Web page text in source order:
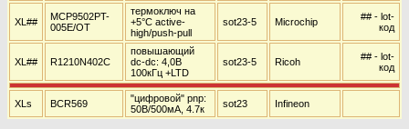
XL##
MCP9502PT-
005E/OT
термоключ на
+5°C active-
high/push-pull
sot23-5 Microchip
## - lot-
код
XL## R1210N402C
повышающий
dc-dc: 4,0В
100кГц +LTD
sot23-5 Ricoh
## - lot-
код
XLs BCR569
"цифровой" pnp:
50В/500мА, 4.7к
sot23 Infineon